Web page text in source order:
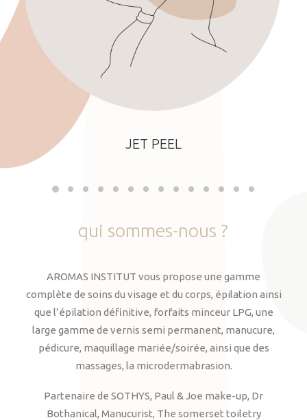
JET PEEL
qui sommes-nous ?
AROMAS INSTITUT vous propose une gamme
complète de soins du visage et du corps, épilation ainsi
que l’épilation définitive, forfaits minceur LPG, une
large gamme de vernis semi permanent, manucure,
pédicure, maquillage mariée/soirée, ainsi que des
massages, la microdermabrasion.
Partenaire de SOTHYS, Paul & Joe make-up, Dr
Bothanical, Manucurist, The somerset toiletry